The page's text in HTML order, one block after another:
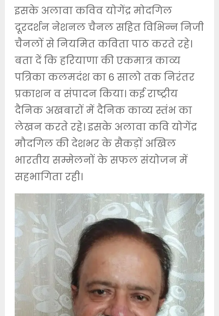
इसके अलावा कविव योगेंद्र मोदगिल
दूरदर्शन नेशनल चैनल सहित विभिन्न निजी
चैनलों से नियमित कविता पाठ करते रहे।
बता दें कि हरियाणा की एकमात्र काव्य
पत्रिका कलमदंश का 6 सालो तक निरंतर
प्रकाशन व संपादन किया। कई राष्ट्रीय
दैनिक अखबारों में दैनिक काव्य स्तंभ का
लेखन करते रहे। इसके अलावा कवि योगेंद्र
मौदगिल की देशभर के सैकड़ों अखिल
भारतीय सम्मेलनों के सफल संयोजन में
सहभागिता रही।